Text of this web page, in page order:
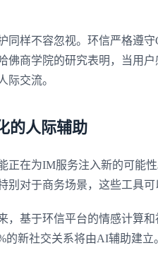
同样不容忽视。环信严格遵
佛商学院的研究表明，当用
际交流。
的人际辅助
正在为IM服务注入新的可能
别对于商务场景，这些工具
，基于环信平台的情感计算
的新社交关系将由AI辅助建